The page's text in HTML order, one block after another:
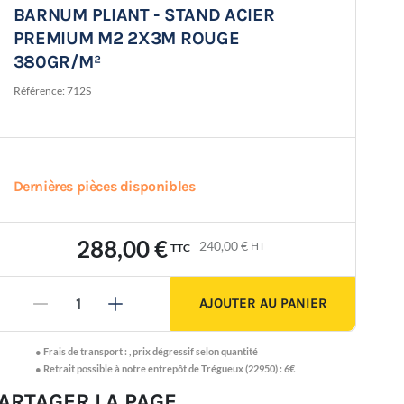
BARNUM PLIANT - STAND ACIER
PREMIUM M2 2X3M ROUGE
380GR/M²
Référence: 712S
Dernières pièces disponibles
288,00 € TTC 240,00 € HT
- + AJOUTER AU PANIER
●Frais de transport : ,prix dégressif selon quantité
● Retrait possible à notre entrepôt de Trégueux (22950) : 6€